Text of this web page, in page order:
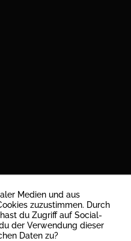
Scherben
Medien und aus
zuzustimmen. Durch
du Zugriff auf Social-
der Verwendung dieser
Daten zu?